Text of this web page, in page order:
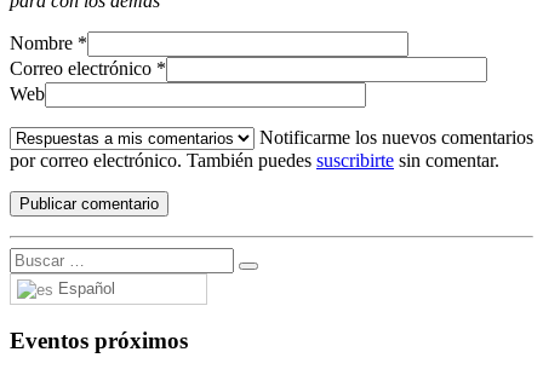
Nombre *
Correo electrónico *
Web
Notificarme los nuevos comentarios
por correo electrónico. También puedes suscribirte sin comentar.
Español
Eventos próximos